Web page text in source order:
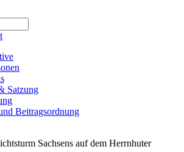
Satzung
Beitragsordnung